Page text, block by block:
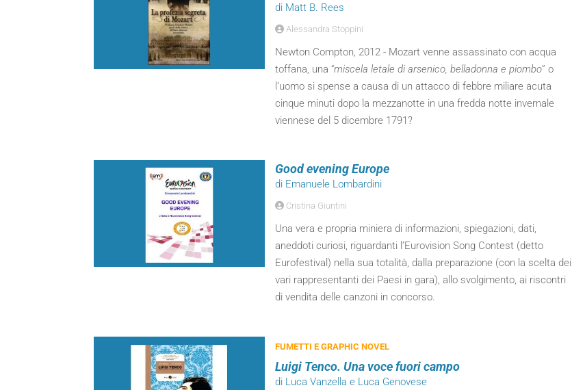
di Matt B. Rees
Alessandra Stoppini
Newton Compton, 2012 - Mozart venne assassinato con acqua
toffana, una “miscela letale di arsenico, belladonna e piombo” o
l’uomo si spense a causa di un attacco di febbre miliare acuta
cinque minuti dopo la mezzanotte in una fredda notte invernale
viennese del 5 dicembre 1791?
Good evening Europe
di Emanuele Lombardini
Cristina Giuntini
Una vera e propria miniera di informazioni, spiegazioni, dati,
aneddoti curiosi, riguardanti l’Eurovision Song Contest (detto
Eurofestival) nella sua totalità, dalla preparazione (con la scelta dei
vari rappresentanti dei Paesi in gara), allo svolgimento, ai riscontri
di vendita delle canzoni in concorso.
FUMETTI E GRAPHIC NOVEL
Luigi Tenco. Una voce fuori campo
di Luca Vanzella e Luca Genovese